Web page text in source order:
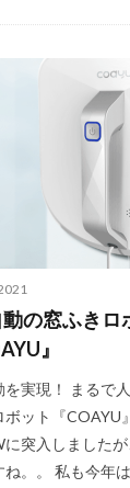
の窓ふきロ
』
を実現！ まるで
ボット『COAYU
に突入しました
ね。。 私も今年